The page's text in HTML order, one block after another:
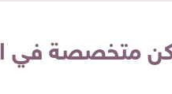
متخصصة في